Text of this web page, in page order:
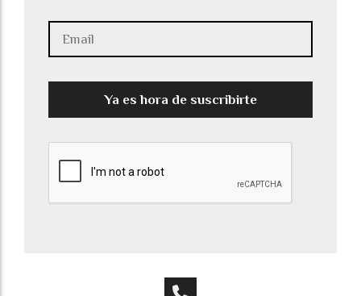
Ya es hora de suscribirte